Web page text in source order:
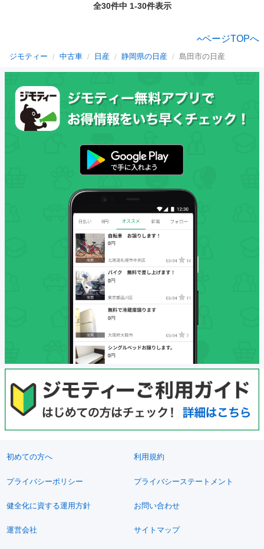
全30件中 1-30件表示
ページTOPへ
ジモティー 中古車 日産 静岡県の日産 島田市の日産
初めての方へ 利用規約
プライバシーポリシー プライバシーステートメント
健全化に資する運用方針 お問い合わせ
運営会社 サイトマップ